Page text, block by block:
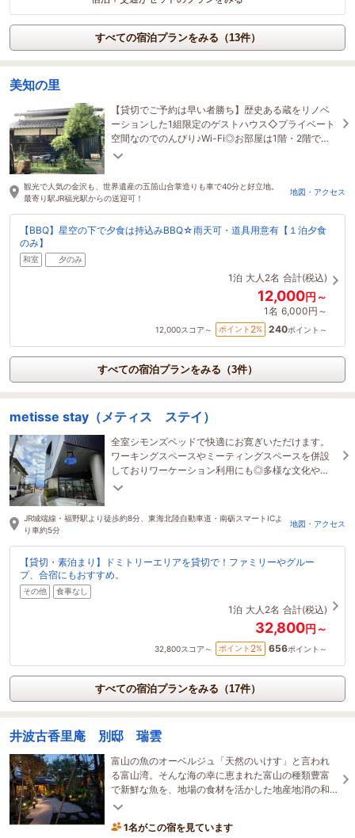
すべての宿泊プランをみる（13件）
美知の里
【貸切でご予約は早い者勝ち】歴史ある蔵をリノベ
ーションした1組限定のゲストハウス◇プライベート
空間なのでのんびり♪Wi-Fi◎お部屋は1階・2階でパ
ターンが異なります。4～11月はBBQやピザ焼き体験
観光で人気の金沢も、世界遺産の五箇山合掌造りも車で40分と好立地。
最寄り駅JR福光駅からの送迎可！
地図・アクセス
【BBQ】星空の下で夕食は持込みBBQ☆雨天可・道具用意有【１泊夕食
のみ】
和室 夕のみ
1泊 大人2名 合計(税込)
12,000円～
1名 6,000円～
12,000スコア～ ポイント 2% 240ポイント～
すべての宿泊プランをみる（3件）
metisse stay（メティス ステイ）
全室シモンズベッドで快適にお寛ぎいただけます。
ワーキングスペースやミーティングスペースを併設
しておりワーケーション利用にも◎多様な文化や
人々との交流を楽しむ時間をお楽しみください
JR城端線・福野駅より徒歩約8分、東海北陸自動車道・南砺スマートICよ
り車約5分
地図・アクセス
【貸切・素泊まり】ドミトリーエリアを貸切で！ファミリーやグルー
プ、合宿にもおすすめ。
その他 食事なし
1泊 大人2名 合計(税込)
32,800円～
32,800スコア～ ポイント 2% 656ポイント～
すべての宿泊プランをみる（17件）
井波古香里庵 別邸 瑞雲
富山の魚のオーベルジュ「天然のいけす」と言われ
る富山湾。そんな海の幸に恵まれた富山の種類豊富
で新鮮な魚を、地場の食材を活かした地産地消の和
食とフレンチの融合創作料理
1名がこの宿を見ています